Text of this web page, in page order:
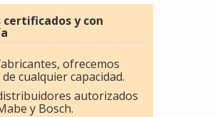
certificados y con
ofrecemos
cualquier capacidad.
autorizados
y Bosch.